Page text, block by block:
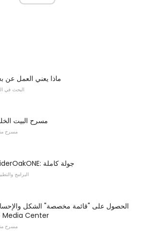
ماذا يعني العمل عن
البحث في
مسرح البيت
مسرح
SpiderOakONE: جولة كاملة
البرامج
الحصول على "قائمة مخصصة" الشكل
في Media Center
مسرح